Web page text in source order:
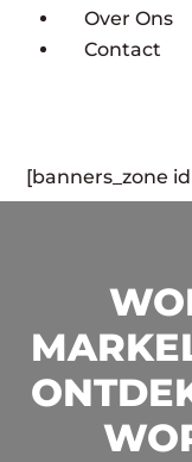
Over Ons
Contact
[banners_zone